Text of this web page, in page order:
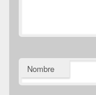
Nombre